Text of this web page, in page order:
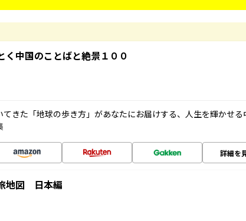
く中国のことばと絶景１００
きた「地球の歩き方」があなたにお届けする、人生を輝かせる
詳細を
地図 日本編